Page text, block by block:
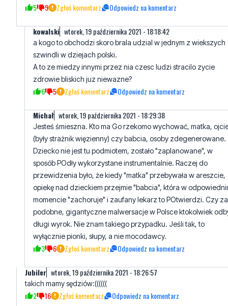
5 9 Zgłoś komentarz Odpowiedz na komentarz
kowalski wtorek, 19 października 2021 - 18:18:42
a kogo to obchodzi skoro brala udzial w jednym z wiekszych
szwindli w dziejach polski.
A to ze miedzy innymi przez nia czesc ludzi stracilo zycie
zdrowie bliskich juz niewazne?
6 5 Zgłoś komentarz Odpowiedz na komentarz
Michał wtorek, 19 października 2021 - 18:29:38
Jesteś śmieszna. Kto ma Go rzekomo wychować, matka,
(były strażnik więzienny) czy babcia, osoby zdegenerowane.
Dziecko nie jest tu podmiotem, zostało "zaplanowane", w
sposób POdły wykorzystane instrumentalnie. Raczej do
przewidzenia było, że kiedy "matka" przebywała w areszcie,
opiekę nad dzieckiem przejmie "babcia", która w
momencie "zachoruje" i zaufany lekarz to POtwierdzi. Czy za
podobne, gigantyczne malwersacje w Polsce ktokolwiek
długi wyrok. Nie znam takiego przypadku. Jeśli tak, to
wyłącznie pionki, słupy, a nie mocodawcy.
3 6 Zgłoś komentarz Odpowiedz na komentarz
Jubiler wtorek, 19 października 2021 - 18:26:57
takich mamy sędziów:((((((
2 16 Zgłoś komentarz Odpowiedz na komentarz